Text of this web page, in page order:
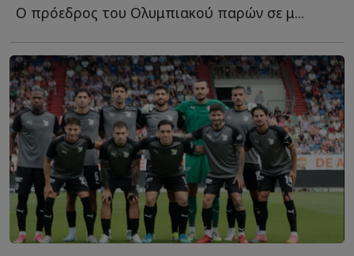
Ο πρόεδρος του Ολυμπιακού παρών σε μ...